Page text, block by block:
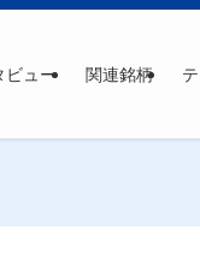
ビュー 関連銘柄